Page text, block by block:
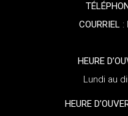
COURRIEL :
HEURE
Lundi au
HEURE